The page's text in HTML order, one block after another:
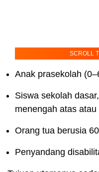
SCROLL
Anak prasekolah
Siswa sekolah
menengah atas
Orang tua berusia
Penyandang